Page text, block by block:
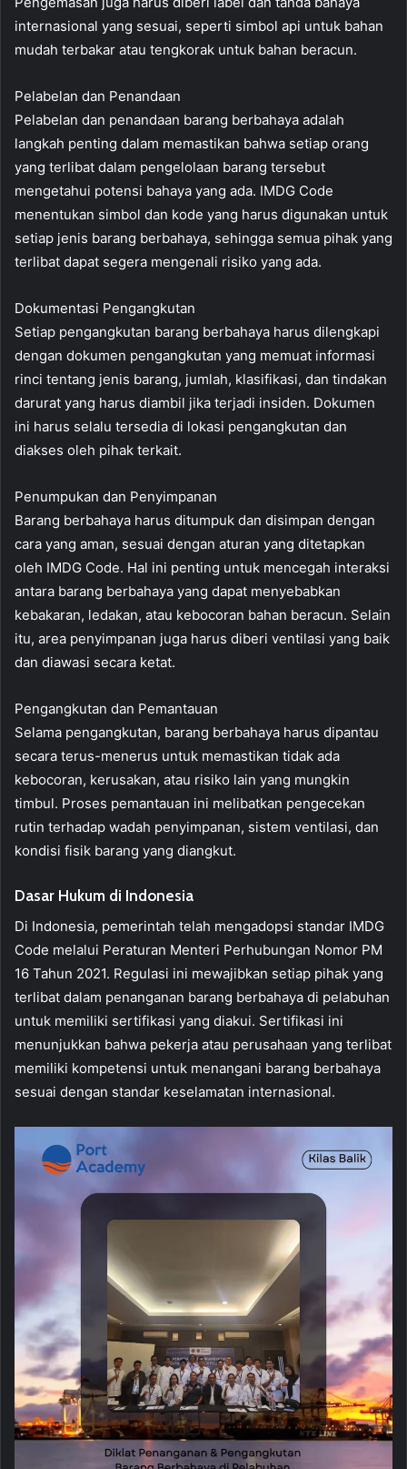
internasional yang sesuai, seperti simbol api untuk bahan
mudah terbakar atau tengkorak untuk bahan beracun.
Pelabelan dan Penandaan
Pelabelan dan penandaan barang berbahaya adalah
langkah penting dalam memastikan bahwa setiap orang
yang terlibat dalam pengelolaan barang tersebut
mengetahui potensi bahaya yang ada. IMDG Code
menentukan simbol dan kode yang harus digunakan untuk
setiap jenis barang berbahaya, sehingga semua pihak yang
terlibat dapat segera mengenali risiko yang ada.
Dokumentasi Pengangkutan
Setiap pengangkutan barang berbahaya harus dilengkapi
dengan dokumen pengangkutan yang memuat informasi
rinci tentang jenis barang, jumlah, klasifikasi, dan tindakan
darurat yang harus diambil jika terjadi insiden. Dokumen
ini harus selalu tersedia di lokasi pengangkutan dan
diakses oleh pihak terkait.
Penumpukan dan Penyimpanan
Barang berbahaya harus ditumpuk dan disimpan dengan
cara yang aman, sesuai dengan aturan yang ditetapkan
oleh IMDG Code. Hal ini penting untuk mencegah interaksi
antara barang berbahaya yang dapat menyebabkan
kebakaran, ledakan, atau kebocoran bahan beracun. Selain
itu, area penyimpanan juga harus diberi ventilasi yang baik
dan diawasi secara ketat.
Pengangkutan dan Pemantauan
Selama pengangkutan, barang berbahaya harus dipantau
secara terus-menerus untuk memastikan tidak ada
kebocoran, kerusakan, atau risiko lain yang mungkin
timbul. Proses pemantauan ini melibatkan pengecekan
rutin terhadap wadah penyimpanan, sistem ventilasi, dan
kondisi fisik barang yang diangkut.
Dasar Hukum di Indonesia
Di Indonesia, pemerintah telah mengadopsi standar IMDG
Code melalui Peraturan Menteri Perhubungan Nomor PM
16 Tahun 2021. Regulasi ini mewajibkan setiap pihak yang
terlibat dalam penanganan barang berbahaya di pelabuhan
untuk memiliki sertifikasi yang diakui. Sertifikasi ini
menunjukkan bahwa pekerja atau perusahaan yang terlibat
memiliki kompetensi untuk menangani barang berbahaya
sesuai dengan standar keselamatan internasional.